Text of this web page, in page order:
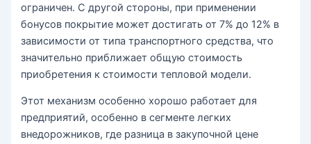
ограничен. С другой стороны, при применении
бонусов покрытие может достигать от 7% до 12% в
зависимости от типа транспортного средства, что
значительно приближает общую стоимость
приобретения к стоимости тепловой модели.
Этот механизм особенно хорошо работает для
предприятий, особенно в сегменте легких
внедорожников, где разница в закупочной цене